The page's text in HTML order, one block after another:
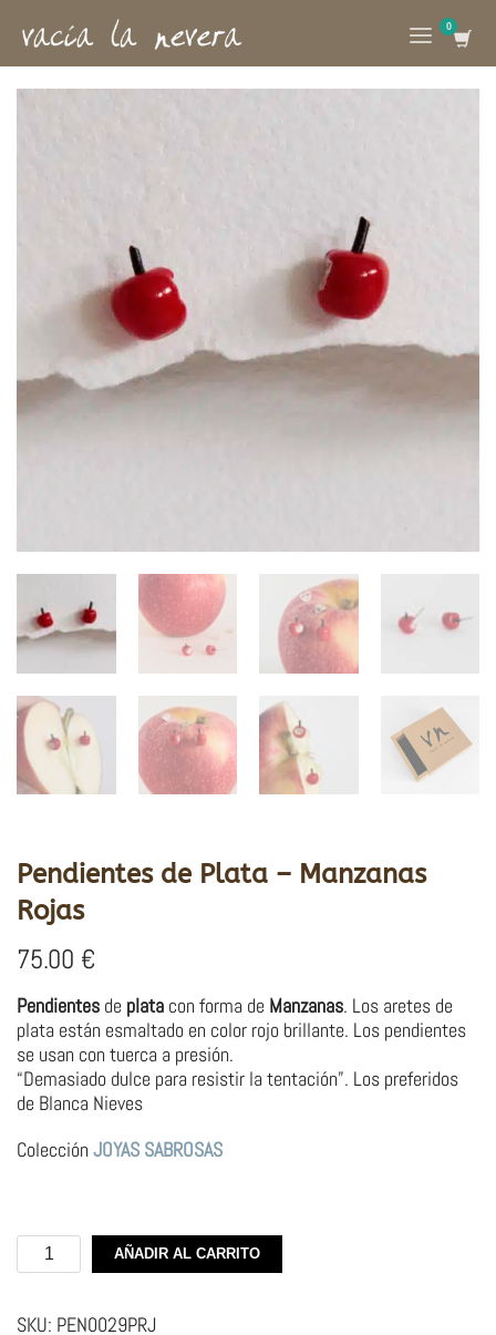
Pendientes de Plata – Manzanas
Rojas
75.00 €
Pendientes de plata con forma de Manzanas. Los aretes de
plata están esmaltado en color rojo brillante. Los pendientes
se usan con tuerca a presión.
“Demasiado dulce para resistir la tentación”. Los preferidos
de Blanca Nieves
Colección JOYAS SABROSAS
Pendientes
de
–
AÑADIR AL CARRITO
SKU: PEN0029PRJ